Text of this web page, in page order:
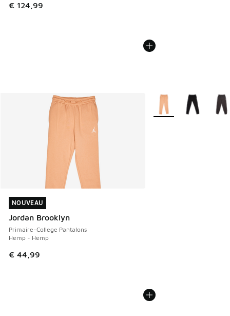
€ 124,99
NOUVEAU
Jordan Brooklyn
Primaire-College Pantalons
Hemp - Hemp
€ 44,99
NOUVEAU
Plus de couleurs